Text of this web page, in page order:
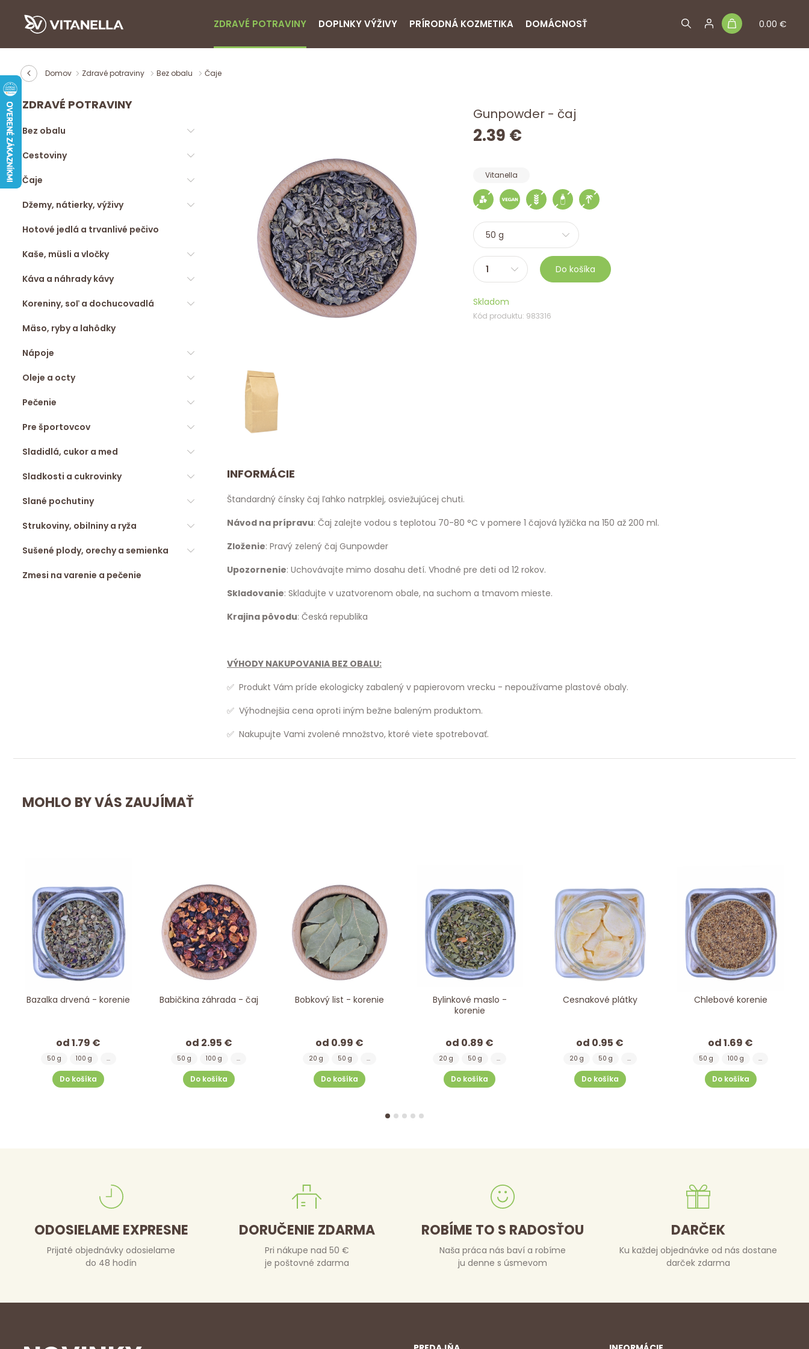
0.00 €
ZDRAVÉ POTRAVINY DOPLNKY VÝŽIVY PRÍRODNÁ KOZMETIKA DOMÁCNOSŤ
Domov Zdravé potraviny Bez obalu Čaje
ZDRAVÉ POTRAVINY
Bez obalu
Cestoviny
Čaje
Džemy, nátierky, výživy
Hotové jedlá a trvanlivé pečivo
Kaše, müsli a vločky
Káva a náhrady kávy
Koreniny, soľ a dochucovadlá
Mäso, ryby a lahôdky
Nápoje
Oleje a octy
Pečenie
Pre športovcov
Sladidlá, cukor a med
Sladkosti a cukrovinky
Slané pochutiny
Strukoviny, obilniny a ryža
Sušené plody, orechy a semienka
Zmesi na varenie a pečenie
Gunpowder - čaj
2.39 €
Vitanella
Do košíka
Skladom
Kód produktu: 983316
INFORMÁCIE
Štandardný čínsky čaj ľahko natrpklej, osviežujúcej chuti.
Návod na prípravu: Čaj zalejte vodou s teplotou 70-80 °C v pomere 1 čajová lyžička na 150 až 200 ml.
Zloženie: Pravý zelený čaj Gunpowder
Upozornenie: Uchovávajte mimo dosahu detí. Vhodné pre deti od 12 rokov.
Skladovanie: Skladujte v uzatvorenom obale, na suchom a tmavom mieste.
Krajina pôvodu: Česká republika
VÝHODY NAKUPOVANIA BEZ OBALU:
✅ Produkt Vám príde ekologicky zabalený v papierovom vrecku - nepoužívame plastové obaly.
✅ Výhodnejšia cena oproti iným bežne baleným produktom.
✅ Nakupujte Vami zvolené množstvo, ktoré viete spotrebovať.
MOHLO BY VÁS ZAUJÍMAŤ
Bazalka drvená - korenie
od 1.79 €
50 g 100 g ...
Do košíka
Babičkina záhrada - čaj
od 2.95 €
50 g 100 g ...
Do košíka
Bobkový list - korenie
od 0.99 €
20 g 50 g ...
Do košíka
Bylinkové maslo -
korenie
od 0.89 €
20 g 50 g ...
Do košíka
Cesnakové plátky
od 0.95 €
20 g 50 g ...
Do košíka
Chlebové korenie
od 1.69 €
50 g 100 g ...
Do košíka
ODOSIELAME EXPRESNE
Prijaté objednávky odosielame
do 48 hodín
DORUČENIE ZDARMA
Pri nákupe nad 50 €
je poštovné zdarma
ROBÍME TO S RADOSŤOU
Naša práca nás baví a robíme
ju denne s úsmevom
DARČEK
Ku každej objednávke od nás dostane
darček zdarma